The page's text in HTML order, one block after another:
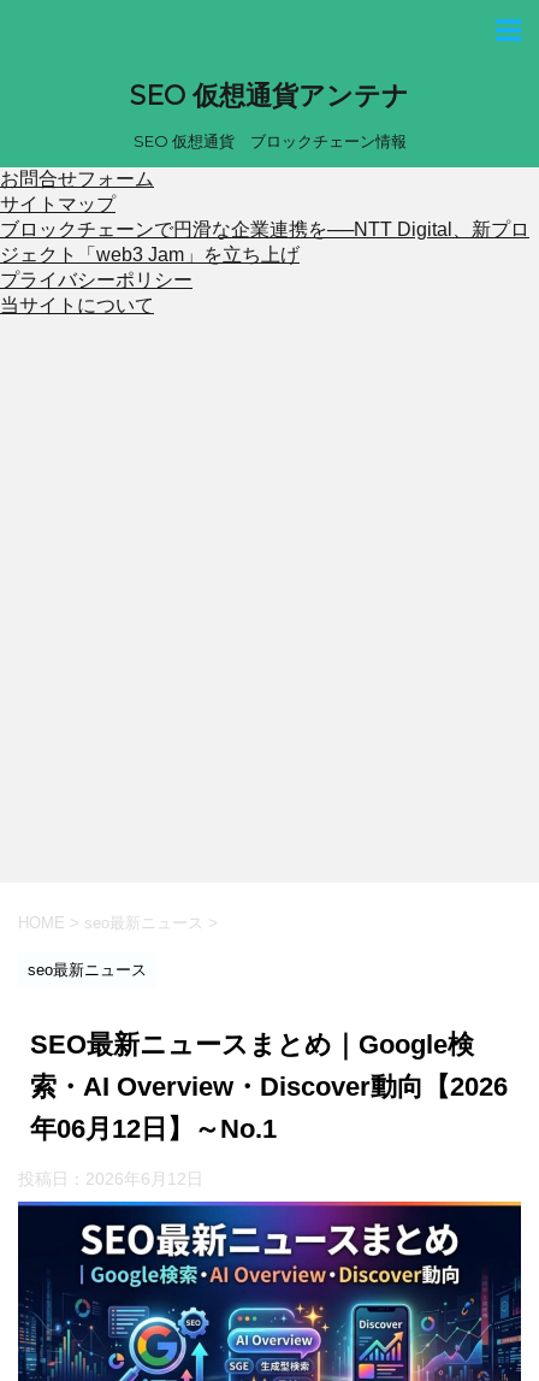
SEO 仮想通貨アンテナ
SEO 仮想通貨 ブロックチェーン情報
お問合せフォーム
サイトマップ
ブロックチェーンで円滑な企業連携を──NTT Digital、新プロ
ジェクト「web3 Jam」を立ち上げ
プライバシーポリシー
当サイトについて
HOME > seo最新ニュース >
seo最新ニュース
SEO最新ニュースまとめ｜Google検
索・AI Overview・Discover動向【2026
年06月12日】～No.1
投稿日： 2026年6月12日